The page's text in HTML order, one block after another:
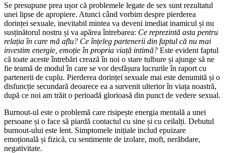
Se presupune prea ușor că problemele legate de sex sunt rezultatul
unei lipse de apropiere. Atunci când vorbim despre pierderea
dorinței sexuale, inevitabil mintea va deveni imediat inamicul și nu
susținătorul nostru și va apărea întrebarea: Ce reprezintă asta pentru
relația în care mă aflu? Ce înțeleg partenerii din faptul că nu mai
investim energie, emoție în propria viață intimă? Este evident faptul
că toate aceste întrebări crează în noi o stare tulbure și ajunge să ne
fie teamă de modul în care se vor desfășura lucrurile în raport cu
partenerii de cuplu. Pierderea dorinței sexuale mai este denumită și o
disfuncție secundară deoarece ea a survenit ulterior în viața noastră,
după ce noi am trăit o perioadă glorioasă din punct de vedere sexual.
Burnout-ul este o problemă care risipește energia mentală a unei
persoane și o face să piardă contactul cu sine și cu ceilalți. Debutul
burnout-ului este lent. Simptomele inițiale includ epuizare
emoțională și fizică, cu sentimente de izolare, moft, nerăbdare,
negativitate.